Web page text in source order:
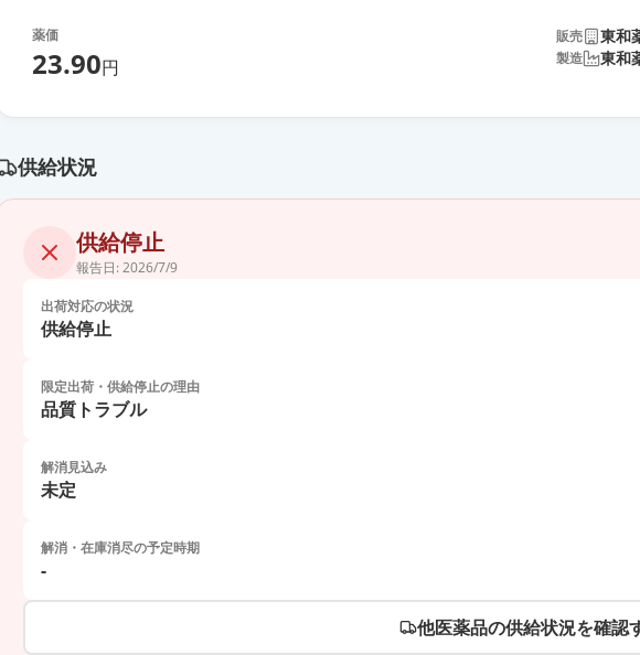
薬価
23.90円
販売 東和
製造 東和
供給状況
供給停止
報告日: 2026/7/9
出荷対応の状況
供給停止
限定出荷・供給停止の理由
品質トラブル
解消見込み
未定
解消・在庫消尽の予定時期
-
他医薬品の供給状況を確認